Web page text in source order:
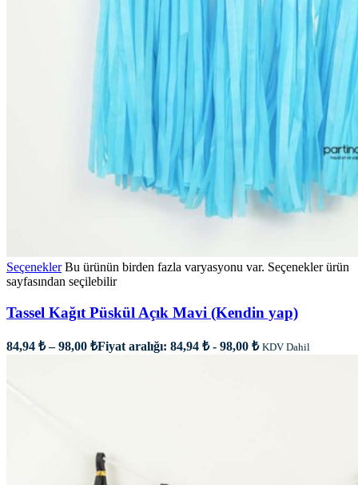
SeçeneklerBu ürünün birden fazla varyasyonu var. Seçenekler ürün
sayfasından seçilebilir
Tassel Kağıt Püskül Açık Mavi (Kendin yap)
84,94 ₺ –98,00 ₺Fiyat aralığı: 84,94 ₺ - 98,00 ₺ KDV Dahil